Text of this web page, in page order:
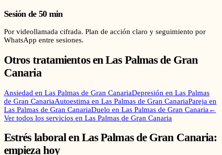
Sesión de 50 min
Por videollamada cifrada. Plan de acción claro y seguimiento por
WhatsApp entre sesiones.
Otros tratamientos enLas Palmas de Gran
Canaria
Ansiedad en Las Palmas de Gran CanariaDepresión en Las Palmas
de Gran CanariaAutoestima en Las Palmas de Gran CanariaPareja en
Las Palmas de Gran CanariaDuelo en Las Palmas de Gran Canaria ←
Ver todos los servicios en Las Palmas de Gran Canaria
Estrés laboralenLas Palmas de Gran Canaria:
empieza hoy